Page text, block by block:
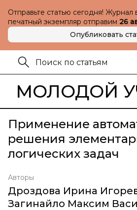
Отправьте статью сегодня! Журнал
печатный экземпляр отправим 26
Опубликовать
МОЛОДОЙ
Применение
решения
логических задач
Авторы
Дроздова Ирина
Загинайло Максим